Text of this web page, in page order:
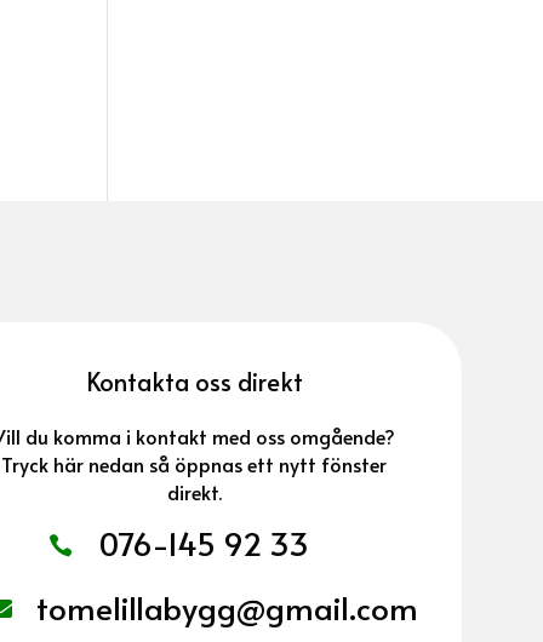
Kontakta oss direkt
du komma i kontakt med oss omgående?
Tryck här nedan så öppnas ett nytt fönster
direkt.
 076-145 92 33
tomelillabygg@gmail.com